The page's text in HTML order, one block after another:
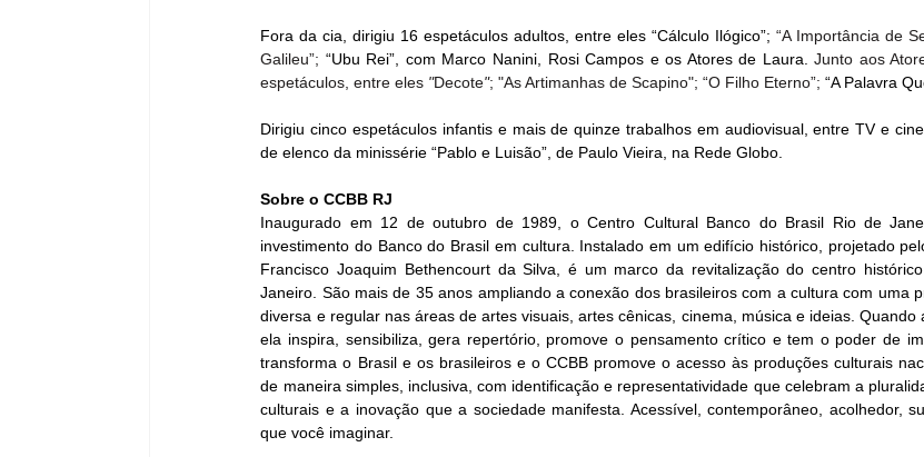
Fora da cia, dirigiu 16 espetáculos adultos, entre eles “Cálculo Ilógico”; “A Importância de
Galileu”; “Ubu Rei”, com Marco Nanini, Rosi Campos e os Atores de Laura. Junto aos
espetáculos, entre eles "Decote"; "As Artimanhas de Scapino"; “O Filho Eterno”; “A Palavra
Dirigiu cinco espetáculos infantis e mais de quinze trabalhos em audiovisual, entre TV e
de elenco da minissérie “Pablo e Luisão”, de Paulo Vieira, na Rede Globo.
Sobre o CCBB RJ
Inaugurado em 12 de outubro de 1989, o Centro Cultural Banco do Brasil Rio de
investimento do Banco do Brasil em cultura. Instalado em um edifício histórico, projetado
Francisco Joaquim Bethencourt da Silva, é um marco da revitalização do centro
Janeiro. São mais de 35 anos ampliando a conexão dos brasileiros com a cultura com uma
diversa e regular nas áreas de artes visuais, artes cênicas, cinema, música e ideias. Quando
ela inspira, sensibiliza, gera repertório, promove o pensamento crítico e tem o poder de
transforma o Brasil e os brasileiros e o CCBB promove o acesso às produções culturais
de maneira simples, inclusiva, com identificação e representatividade que celebram a
culturais e a inovação que a sociedade manifesta. Acessível, contemporâneo, acolhedor,
que você imaginar.